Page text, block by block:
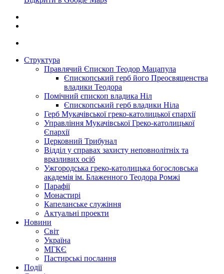
Структура
Правлячий Єпископ Теодор Мацапула
Єпископський герб його Преосвященства
владики Теодора
Помічний єпископ владика Ніл
Єпископський герб владики Ніла
Герб Мукачівської греко-католицької єпархії
Управління Мукачівської Греко-католицької
Єпархії
Церковний Трибунал
Відділ у справах захисту неповнолітніх та
вразливих осіб
Ужгородська греко-католицька богословська
академія ім. Блаженного Теодора Ромжі
Парафії
Монастирі
Капеланське служіння
Актуальні проекти
Новини
Світ
Україна
МГКЄ
Пастирські послання
Події